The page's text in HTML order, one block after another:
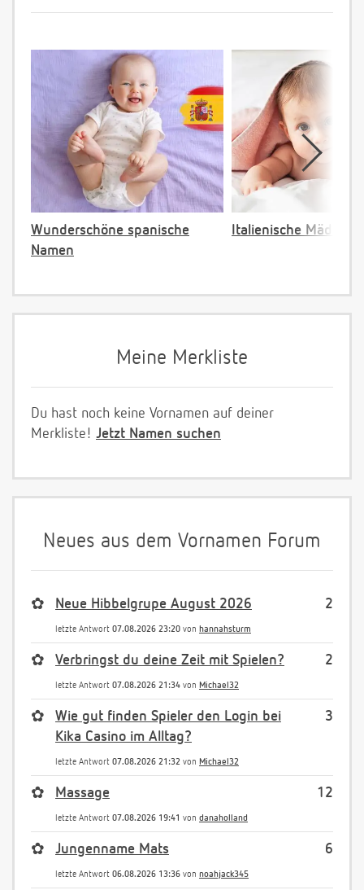
Wunderschöne spanische
Namen
Italienische
Meine Merkliste
Du hast noch keine Vornamen auf deiner
Merkliste! Jetzt Namen suchen
Neues aus dem Vornamen Forum
2
✿ Neue Hibbelgrupe August 2026
letzte Antwort 07.08.2026 23:20 von hannahsturm
2
✿ Verbringst du deine Zeit mit Spielen?
letzte Antwort 07.08.2026 21:34 von Michael32
3
✿
Wie gut finden Spieler den Login bei
Kika Casino im Alltag?
letzte Antwort 07.08.2026 21:32 von Michael32
12
✿ Massage
letzte Antwort 07.08.2026 19:41 von danaholland
6
✿ Jungenname Mats
letzte Antwort 06.08.2026 13:36 von noahjack345